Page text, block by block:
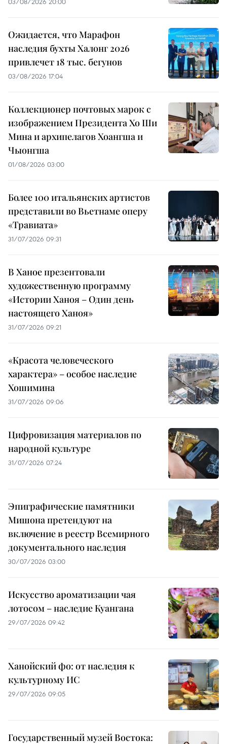
Ожидается, что Марафон
наследия бухты Халонг 2026
привлечет 18 тыс. бегунов
03/08/2026 17:04
Коллекционер почтовых марок с
изображением Президента Хо Ши
Мина и архипелагов Хоангша и
Чыонгша
01/08/2026 03:00
Более 100 итальянских артистов
представили во Вьетнаме оперу
«Травиата»
31/07/2026 09:31
В Ханое презентовали
художественную программу
«Истории Ханоя – Один день
настоящего Ханоя»
31/07/2026 09:21
«Красота человеческого
характера» – особое наследие
Хошимина
31/07/2026 09:06
Цифровизация материалов по
народной культуре
31/07/2026 07:24
Эпиграфические памятники
Мишона претендуют на
включение в реестр Всемирного
документального наследия
30/07/2026 03:00
Искусство ароматизации чая
лотосом – наследие Куангана
29/07/2026 09:42
Ханойский фо: от наследия к
культурному ИС
29/07/2026 09:05
Государственный музей Востока: